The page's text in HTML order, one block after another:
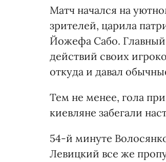
Матч начался на
зрителей, царила
Йожефа Сабо.
действий своих
откуда и давал
Тем не менее, гола
киевляне забегали
54-й минуте
Левицкий все же